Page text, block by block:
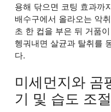
용해 닦으면 코팅 효과까
배수구에서 올라오는 악
초 한 컵을 부은 뒤 거품
헹궈내면 살균과 탈취를
다.
미세먼지와 곰
기 및 습도 조